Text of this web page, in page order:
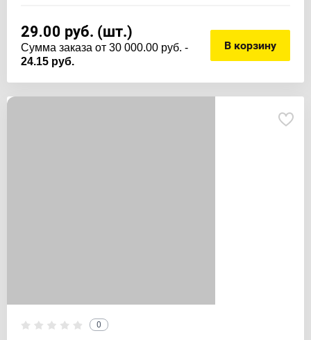
29.00 руб. (шт.)
Cумма заказа от 30 000.00 руб. -
24.15 руб.
В корзину
0